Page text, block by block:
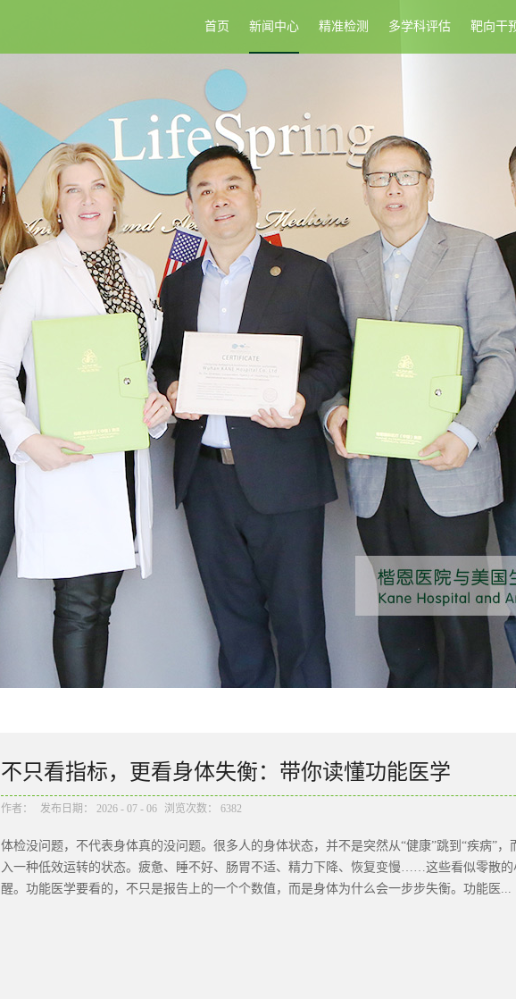
首页 新闻中心 精准检测 多学科评估 靶向干
不只看指标，更看身体失衡：带你读懂功能医学
作者： 发布日期： 2026 - 07 - 06 浏览次数： 6382
体检没问题，不代表身体真的没问题。很多人的身体状态，并不是突然从“健康”跳到“疾病”
入一种低效运转的状态。疲惫、睡不好、肠胃不适、精力下降、恢复变慢……这些看似零散
醒。功能医学要看的，不只是报告上的一个个数值，而是身体为什么会一步步失衡。功能医...
学并不是某种“替代疗法”，而是一种医学思维方式的补充。传统医学的诊疗逻辑通常是“发